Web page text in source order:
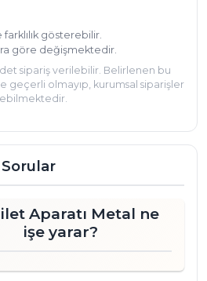
gösterebilir.
göre değişmektedir.
sipariş verilebilir. Belirlenen bu
geçerli olmayıp, kurumsal siparişler
Aparatı Metal ne
işe yarar?